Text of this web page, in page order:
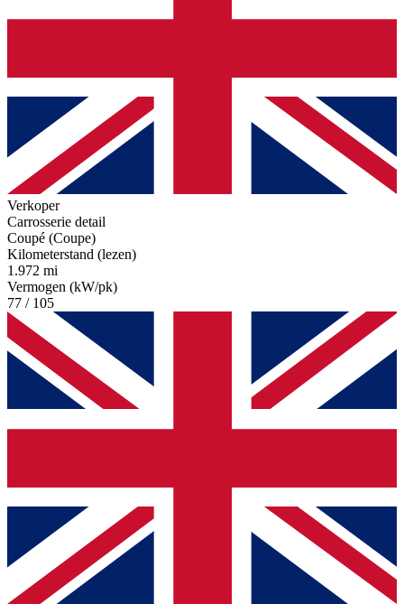
Verkoper
Carrosserie detail
Coupé (Coupe)
Kilometerstand (lezen)
1.972 mi
Vermogen (kW/pk)
77 / 105